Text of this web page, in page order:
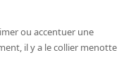
ou accentuer une
il y a le collier menotte